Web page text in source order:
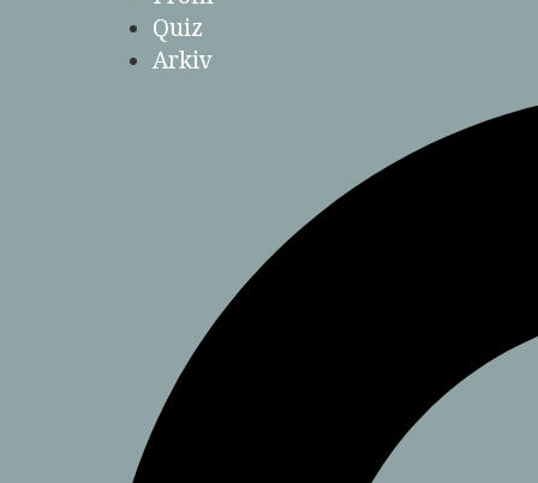
Quiz
Arkiv